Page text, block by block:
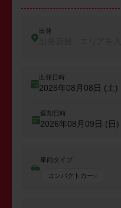
出発
出発日時
2026年08月08日 (土)
返却日時
2026年08月09日 (日)
車両タイプ
コンパクトカー